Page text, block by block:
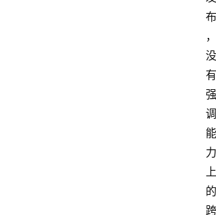
布
，
没
有
强
调
能
力
上
的
跨